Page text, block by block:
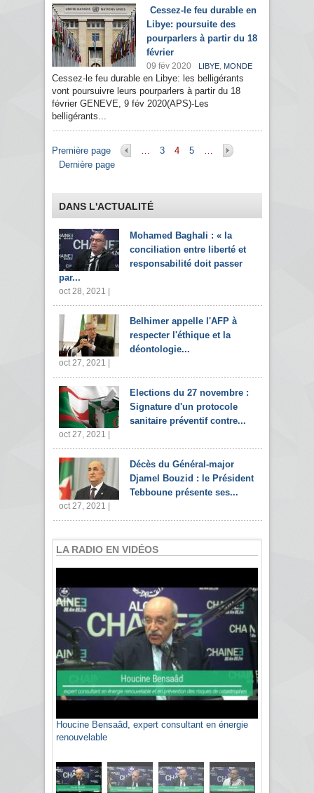
Cessez-le feu durable en
Libye: poursuite des
pourparlers à partir du 18
février
09 fév 2020 LIBYE, MONDE
Cessez-le feu durable en Libye: les belligérants
vont poursuivre leurs pourparlers à partir du 18
février GENEVE, 9 fév 2020(APS)-Les
belligérants...
Pages
Première page … 3 4 5
…
Dernière page
DANS L'ACTUALITÉ
Mohamed Baghali : « la
conciliation entre liberté et
responsabilité doit passer
par...
oct 28, 2021 |
Belhimer appelle l'AFP à
respecter l'éthique et la
déontologie...
oct 27, 2021 |
Elections du 27 novembre :
Signature d'un protocole
sanitaire préventif contre...
oct 27, 2021 |
Décès du Général-major
Djamel Bouzid : le Président
Tebboune présente ses...
oct 27, 2021 |
LA RADIO EN VIDÉOS
Houcine Bensaâd, expert consultant en énergie
renouvelable
Sami Agli, président de la Confédération
algérienne du patronat citoyen CAPC